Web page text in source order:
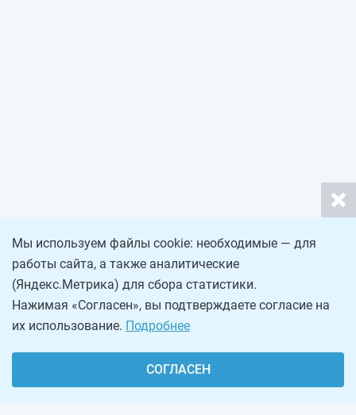
Мы используем файлы cookie: необходимые — для
работы сайта, а также аналитические
(Яндекс.Метрика) для сбора статистики.
Нажимая «Согласен», вы подтверждаете согласие на
их использование. Подробнее
СОГЛАСЕН